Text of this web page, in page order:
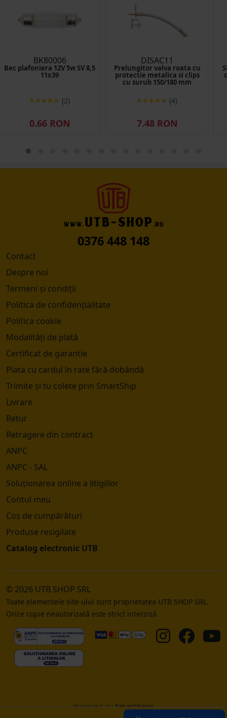
BK80006
Bec plafoniera 12V 5w SV 8,5
11x39
(2)
0.66 RON
DISAC11
Prelungitor valva roata cu
protectie metalica si clips
cu surub 150/180 mm
(4)
7.48 RON
0376 448 148
Contact
Despre noi
Termeni și condiții
Politica de confidențialitate
Politica cookie
Modalități de plată
Certificat de garantie
Plata cu cardul în rate fără dobândă
Trimite și tu colete prin SmartShip
Livrare
Retur
Retragere din contract
ANPC
ANPC - SAL
Soluționarea online a litigiilor
Contul meu
Coș de cumpărături
Produse resigilate
Catalog electronic UTB
© 2026 UTB SHOP SRL
Toate elementele site-ului sunt proprietatea UTB SHOP SRL.
Orice copie neautorizată este strict interzisă
Powered bySmartKeep